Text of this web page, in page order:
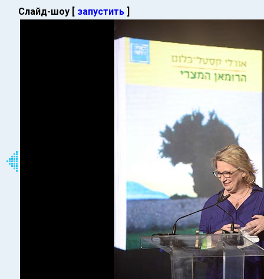
Слайд-шоу [ запустить ]